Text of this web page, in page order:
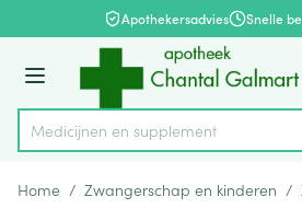
Ga naar de inhoudApothekersadvies Snelle
Menu
Product, merk, categorie...
Medici
Home / Zwangerschap en kinderen /